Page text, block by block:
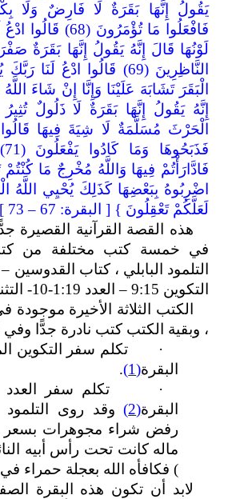
يَقُولُ إِنَّهَا بَقَرَةٌ لَا فَارِضٌ وَلَا
فَافْعَلُوا مَا تُؤْمَرُونَ
لَوْنُهَا قَالَ إِنَّهُ يَقُولُ إِنَّهَا بَقَرَةٌ
النَّاظِرِينَ (69) قَالُوا ادْعُ
إِنَّهُ يَقُولُ إِنَّهَا بَقَرَةٌ لَا ذَلُولٌ
الْحَرْثَ مُسَلَّمَةٌ لَا شِيَةَ فِيهَا
اضْرِبُوهُ بِبَعْضِهَا كَذَلِكَ يُحْيِي اللَّهُ
لَعَلَّكُمْ تَعْقِلُونَ } [ البقرة: 67 – 73 ].
هذه القصة القرآنية القصيرة
في خمسة كتب مختلفة من
التلمود البابلي ، كتاب القدوسين –
التكوين 9:15 – العدد 1:19-10- التثنية 1:21 – 7 ).
الكتب الثلاثة الأخيرة
، وبقية الكتب كتب نادرة جدًّا
·
تكلم سفر التكوين
البقرة(1)
.
·
تكلم سفر العدد
البقرة(2)
وقد روى التلمود
رفض شراء مجوهرات بسعر
ماله كانت تحت رأس أبيه
) فكافأه الله بعجلة حمراء
لابد أن تكون هذه البقرة